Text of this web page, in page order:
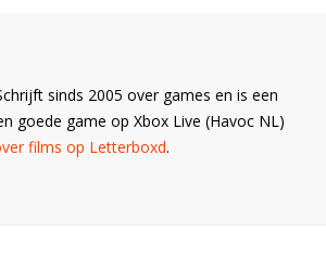
sinds 2005 over games en is een
goede game op Xbox Live (Havoc NL)
films op Letterboxd.